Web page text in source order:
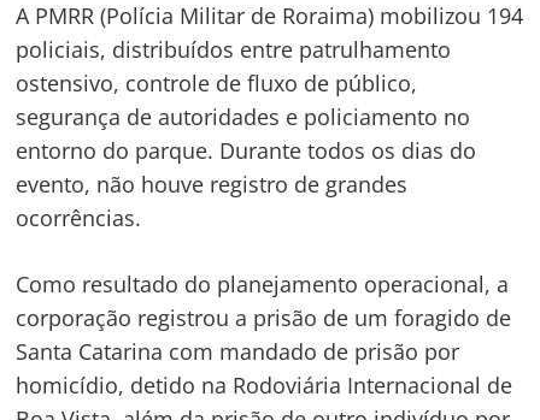
A PMRR (Polícia Militar de Roraima) mobilizou 194
policiais, distribuídos entre patrulhamento
ostensivo, controle de fluxo de público,
segurança de autoridades e policiamento no
entorno do parque. Durante todos os dias do
evento, não houve registro de grandes
ocorrências.
Como resultado do planejamento operacional, a
corporação registrou a prisão de um foragido de
Santa Catarina com mandado de prisão por
homicídio, detido na Rodoviária Internacional de